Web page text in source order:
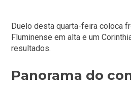
Duelo desta quarta-feira coloca
Fluminense em alta e um
resultados.
Panorama do